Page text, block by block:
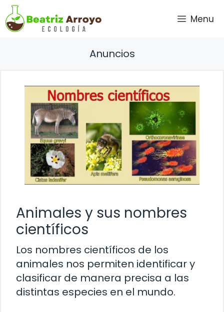
Saltar
al
contenido
Menu
Anuncios
Animales y sus nombres
científicos
Los nombres científicos de los
animales nos permiten identificar y
clasificar de manera precisa a las
distintas especies en el mundo.